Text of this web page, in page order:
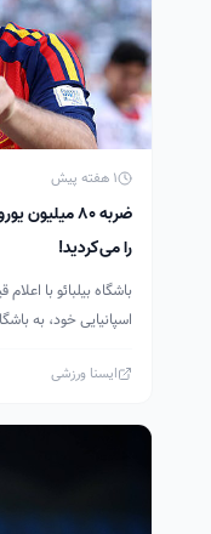
1 هفته پیش
ضربه ۸۰
را می‌کردید!
اسپانیایی خود، به
ایسنا ورزشی